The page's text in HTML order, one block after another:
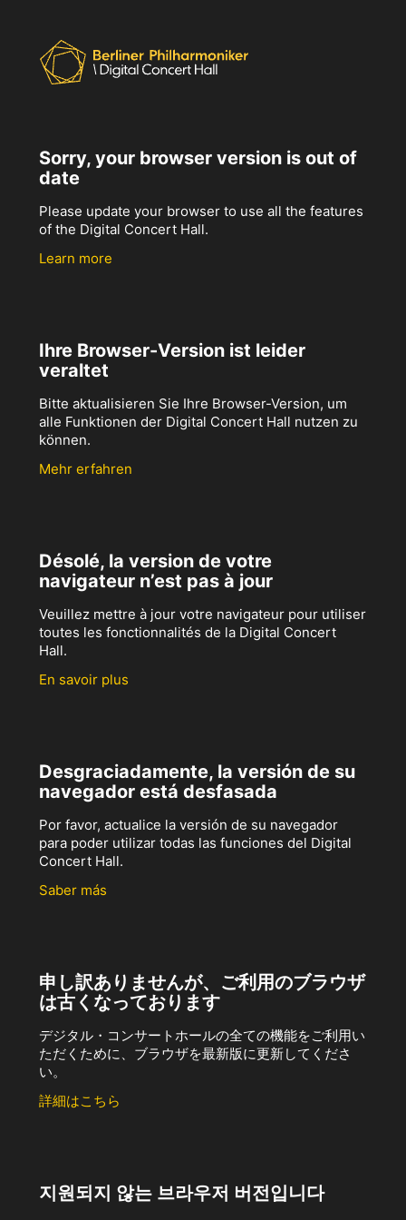
Sorry, your browser version is out of
date
Please update your browser to use all the features
of the Digital Concert Hall.
Learn more
Ihre Browser-Version ist leider
veraltet
Bitte aktualisieren Sie Ihre Browser-Version, um
alle Funktionen der Digital Concert Hall nutzen zu
können.
Mehr erfahren
Désolé, la version de votre
navigateur n’est pas à jour
Veuillez mettre à jour votre navigateur pour utiliser
toutes les fonctionnalités de la Digital Concert
Hall.
En savoir plus
Desgraciadamente, la versión de su
navegador está desfasada
Por favor, actualice la versión de su navegador
para poder utilizar todas las funciones del Digital
Concert Hall.
Saber más
申し訳ありませんが、ご利用のブラウザ
は古くなっております
デジタル・コンサートホールの全ての機能をご利用い
ただくために、ブラウザを最新版に更新してくださ
い。
詳細はこちら
지원되지 않는 브라우저 버전입니다